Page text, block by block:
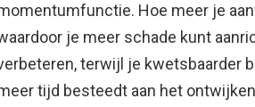
Hoe meer je
je meer schade kunt
terwijl je kwetsbaarder
tijd besteedt aan het